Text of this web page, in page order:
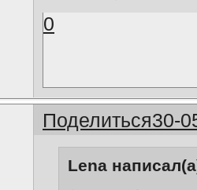
0
Поделиться30-
Lena